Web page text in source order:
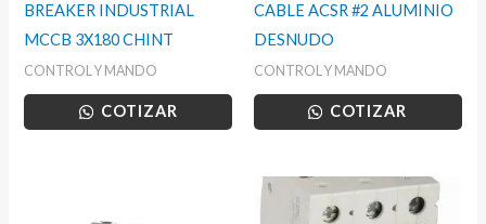
BREAKER INDUSTRIAL
MCCB 3X180 CHINT
CONTROL Y MANDO
COTIZAR
CABLE ACSR #2 ALUMINIO
DESNUDO
CONTROL Y MANDO
COTIZAR